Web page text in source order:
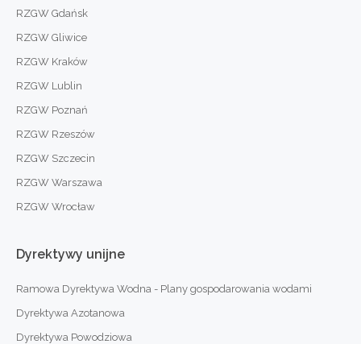
RZGW Gdańsk
RZGW Gliwice
RZGW Kraków
RZGW Lublin
RZGW Poznań
RZGW Rzeszów
RZGW Szczecin
RZGW Warszawa
RZGW Wrocław
Dyrektywy unijne
Ramowa Dyrektywa Wodna - Plany gospodarowania wodami
Dyrektywa Azotanowa
Dyrektywa Powodziowa